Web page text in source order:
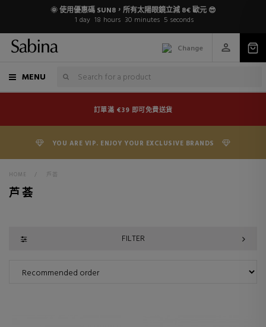
🌞 使用優惠碼 SUN8，所有太陽眼鏡立減 8€ 歐元 😎
1 day 18 hours 30 minutes 4 seconds
Change
MENU
訂單滿 €39 即可免費送貨
YOU ARE VIP. ENJOY YOUR EXCLUSIVE BRANDS
HOME > 芦荟
芦荟
FILTER